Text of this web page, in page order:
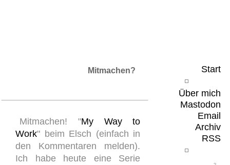
Start
Über mich
Mastodon
Email
Archiv
RSS
Mitmachen?
Mitmachen! "My Way to
Work" beim Elsch (einfach in
den Kommentaren melden).
Ich habe heute eine Serie